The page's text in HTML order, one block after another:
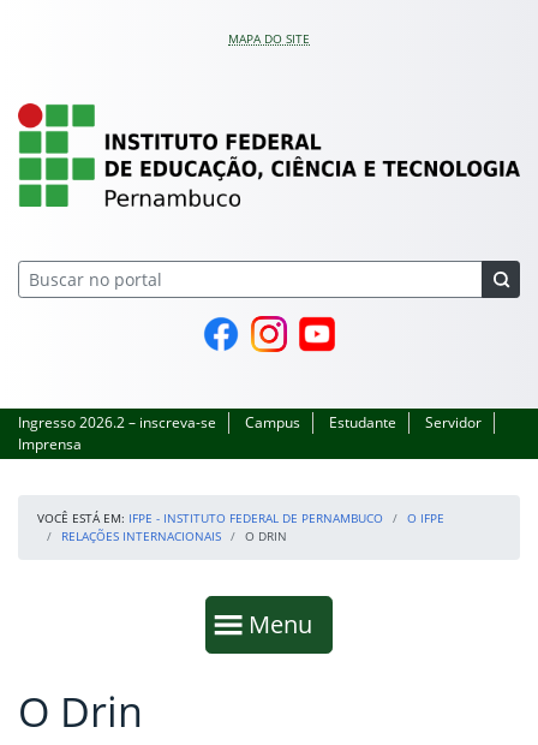
MAPA DO SITE
IFPE – Instituto
Página do Facebook
Perfil no Instagram
Canal no YouTube
Ingresso 2026.2 – inscreva-se Campus Estudante
Servidor
Imprensa
VOCÊ ESTÁ EM: IFPE - INSTITUTO FEDERAL DE PERNAMBUCO
O IFPE
RELAÇÕES INTERNACIONAIS
O DRIN
Mostrar
Menu
Fim da navegação
Início do conteúdo
O Drin